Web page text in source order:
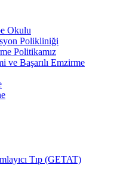
Okulu
Polikliniği
Politikamız
ve Başarılı Emzirme
Tıp (GETAT)